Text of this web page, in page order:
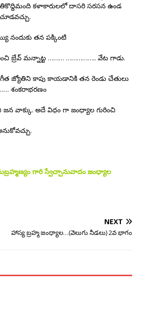
కళాకారులలో దాసరి సరసన ఉండ
నందుకు తన పక్కింటి
బ్రేవ్ మన్నాట్ట ……… …………….. వేట గాడు.
జ్యోతిని కాపు కాయడానికి తన రెండు చేతులు
శంకరాభరణం
జన వాక్కు. అదే విధం గా జంధ్యాల గురించి
గారి స్వేచ్చానువాదం జంధ్యాల
NEXT
హాస్య బ్రహ్మ జంధ్యాల…(వెలుగు నీడలు) 2వ భాగం